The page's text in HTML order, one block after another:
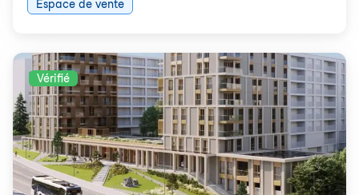
Espace de vente
Vérifié